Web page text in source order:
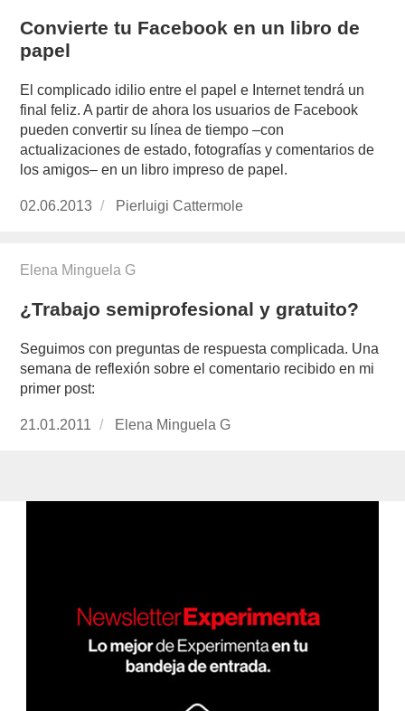
Convierte tu Facebook en un libro de
papel
El complicado idilio entre el papel e Internet tendrá un
final feliz. A partir de ahora los usuarios de Facebook
pueden convertir su línea de tiempo –con
actualizaciones de estado, fotografías y comentarios de
los amigos– en un libro impreso de papel.
Publicado
02.06.2013
https://www.experimenta.es/author/pierluigi-
Pierluigi Cattermole
Elena Minguela G
¿Trabajo semiprofesional y gratuito?
Seguimos con preguntas de respuesta complicada. Una
semana de reflexión sobre el comentario recibido en mi
primer post:
Publicado
21.01.2011 https://www.experimenta.es/author/
Elena Minguela G